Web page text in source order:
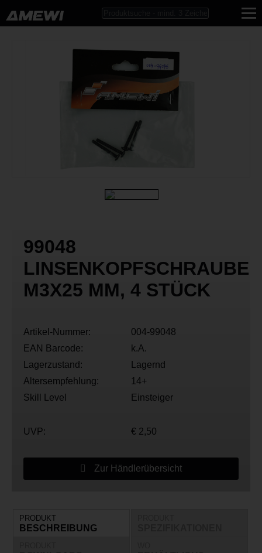
99048
LINSENKOPFSCHRAUBE
M3X25 MM, 4 STÜCK
Artikel-Nummer:
004-99048
EAN Barcode:
k.A.
Lagerzustand:
Lagernd
Altersempfehlung:
14+
Skill Level
Einsteiger
UVP: € 2,50
Zur Händlerübersicht
PRODUKT
BESCHREIBUNG